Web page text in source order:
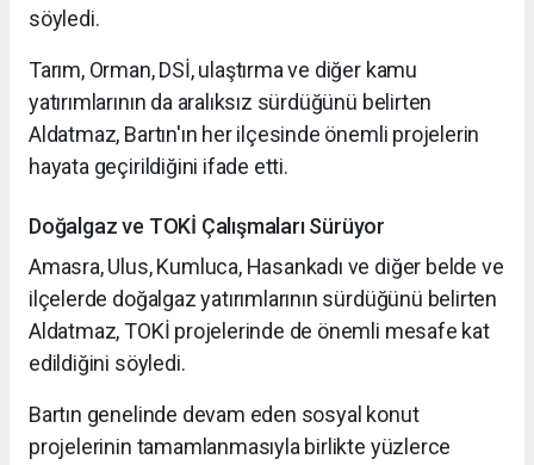
söyledi.
Tarım, Orman, DSİ, ulaştırma ve diğer kamu
yatırımlarının da aralıksız sürdüğünü belirten
Aldatmaz, Bartın'ın her ilçesinde önemli projelerin
hayata geçirildiğini ifade etti.
Doğalgaz ve TOKİ Çalışmaları Sürüyor
Amasra, Ulus, Kumluca, Hasankadı ve diğer belde ve
ilçelerde doğalgaz yatırımlarının sürdüğünü belirten
Aldatmaz, TOKİ projelerinde de önemli mesafe kat
edildiğini söyledi.
Bartın genelinde devam eden sosyal konut
projelerinin tamamlanmasıyla birlikte yüzlerce